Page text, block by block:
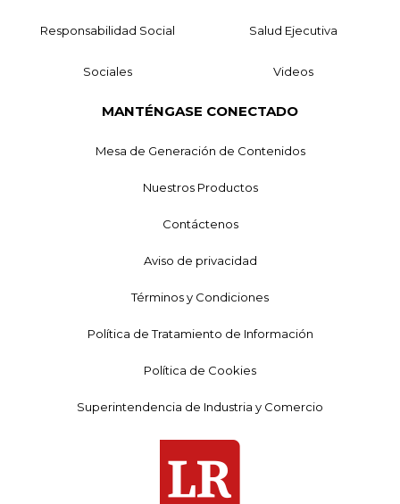
Responsabilidad Social Salud Ejecutiva
Sociales Videos
MANTÉNGASE CONECTADO
Mesa de Generación de Contenidos
Nuestros Productos
Contáctenos
Aviso de privacidad
Términos y Condiciones
Política de Tratamiento de Información
Política de Cookies
Superintendencia de Industria y Comercio